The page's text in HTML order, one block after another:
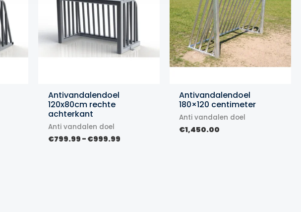
Antivandalendoel
120x80cm rechte
achterkant
Anti vandalen doel
€799.99 - €999.99Prijsklasse:
Antivandalendoel
180×120 centimeter
Anti vandalen doel
€1,450.00